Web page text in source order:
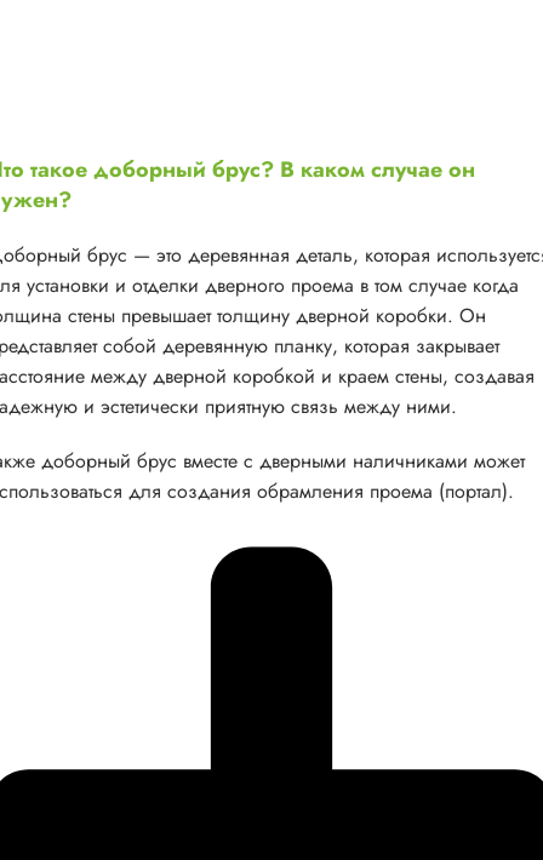
такое доборный брус? В каком случае он
брус — это деревянная деталь, которая
установки и отделки дверного проема в том случае когда
стены превышает толщину дверной коробки. Он
собой деревянную планку, которая закрывает
между дверной коробкой и краем стены, создавая
и эстетически приятную связь между ними.
доборный брус вместе с дверными наличниками может
для создания обрамления проема (портал).